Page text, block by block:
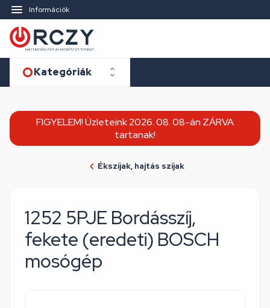
Információk
Kategóriák
FIGYELEM! Üzleteink 2026. 08. 08-án ZÁRVA
tartanak!
Ékszíjak, hajtás szíjak
1252 5PJE Bordásszíj,
fekete (eredeti) BOSCH
mosógép